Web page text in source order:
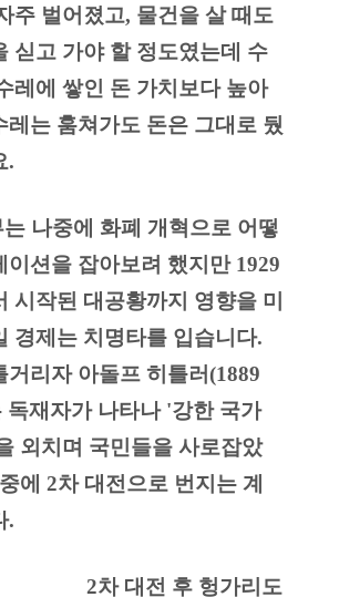
주 벌어졌고, 물건을 살 때도
싣고 가야 할 정도였는데 수
레에 쌓인 돈 가치보다 높아
레는 훔쳐가도 돈은 그대로 뒀
.
이션을 잡아보려 했지만 1929
시작된 대공황까지 영향을 미
경제는 치명타를 입습니다.
거리자 아돌프 히틀러(1889
독재자가 나타나 '강한 국가
외치며 국민들을 사로잡았
에 2차 대전으로 번지는 계
.